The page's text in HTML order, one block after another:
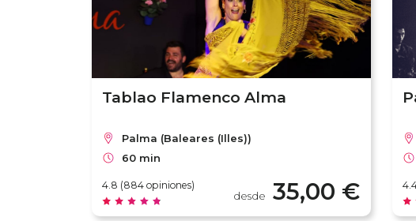
Tablao Flamenco Alma
Palma (Baleares (Illes))
60 min
4.8 (884 opiniones)
desde 35,00 €